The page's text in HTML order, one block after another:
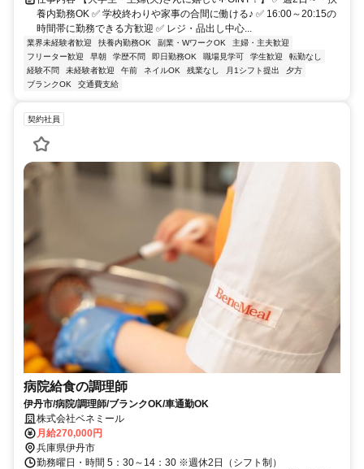
養内勤務OK ✅ 学校終わりや家事の合間に働ける♪ ✅ 16:00～20:15の
時間帯に勤務できる方歓迎 ✅ レジ・品出し中心...
業界未経験者歓迎 扶養内勤務OK 副業・WワークOK
主婦・主夫歓迎
フリーター歓迎
早朝 学歴不問 即日勤務OK 職場見学可 学生歓迎
転勤なし
経験不問
未経験者歓迎 午前 ネイルOK 残業なし 月1シフト提出
夕方
ブランクOK
交通費支給
契約社員
病院給食の調理師
伊丹市/病院/調理師/ブランクOK/車通勤OK
株式会社ベネミール
月給270,000円
兵庫県伊丹市
勤務曜日・時間 5：30～14：30 ※週休2日（シフト制）